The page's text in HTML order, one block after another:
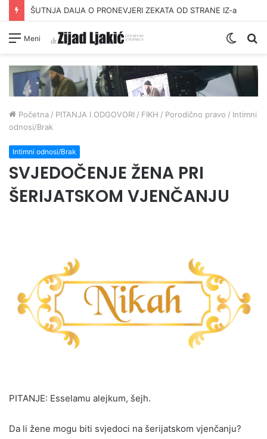
ŠUTNJA DAIJA O PRONEVJERI ZEKATA OD STRANE IZ-a
Meni
Switch
Početna / PITANJA I ODGOVORI / FIKH / Porodično pravo / Intimni
odnosi/Brak
Intimni odnosi/Brak
SVJEDOČENJE ŽENA PRI
ŠERIJATSKOM VJENČANJU
PITANJE: Esselamu alejkum, šejh.
Da li žene mogu biti svjedoci na šerijatskom vjenčanju?